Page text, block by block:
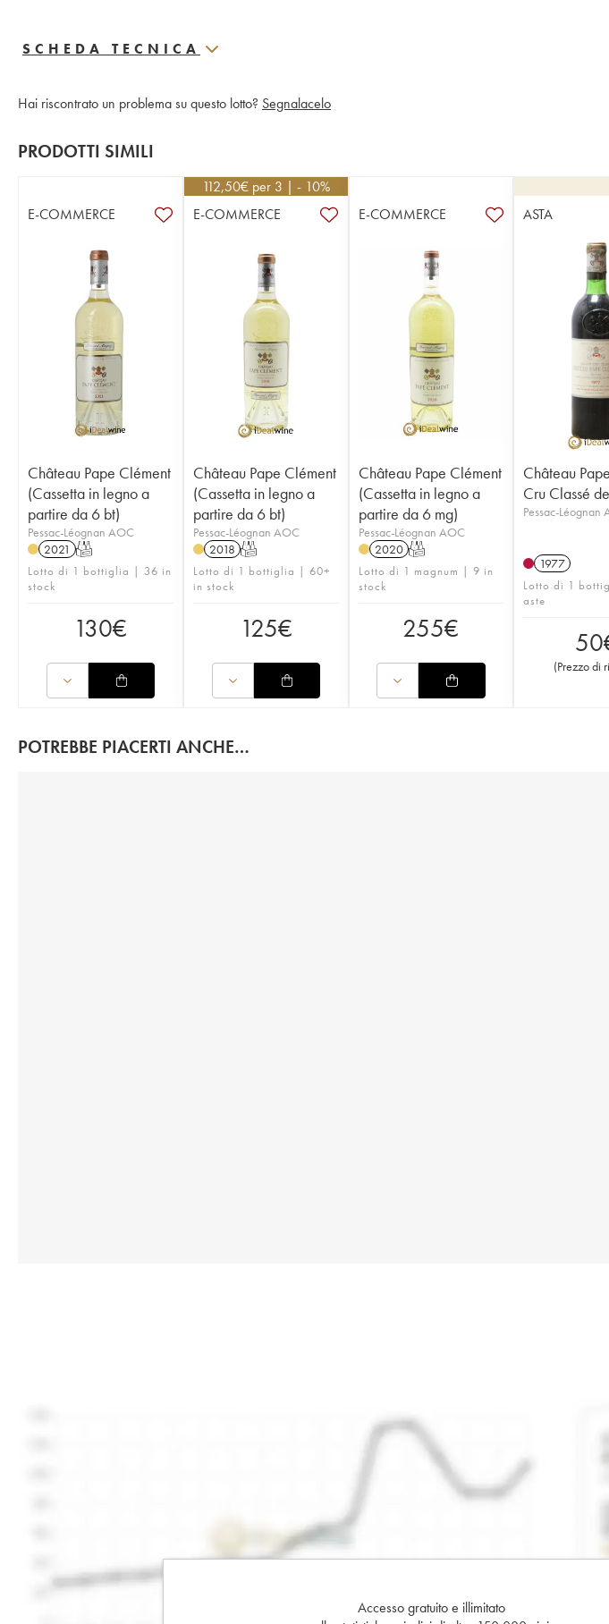
SCHEDA TECNICA
Hai riscontrato un problema su questo lotto? Segnalacelo
PRODOTTI SIMILI
E-COMMERCE
Château Pape Clément
(Cassetta in legno a
partire da 6 bt)
Pessac-Léognan AOC
2021 T
Lotto di 1 bottiglia | 36 in
stock
130€
112,50€ per 3 | - 10%
E-COMMERCE
Château Pape Clément
(Cassetta in legno a
partire da 6 bt)
Pessac-Léognan AOC
2018 T
Lotto di 1 bottiglia | 60+
in stock
125€
E-COMMERCE
Château Pape Clément
(Cassetta in legno a
partire da 6 mg)
Pessac-Léognan AOC
2020 T
Lotto di 1 magnum | 9 in
stock
255€
ASTA
Château
Cru Classé
Pessac-Léognan
1977
Lotto di 1
aste
50
(Prezzo di
POTREBBE PIACERTI ANCHE…
Accesso gratuito e illimitato